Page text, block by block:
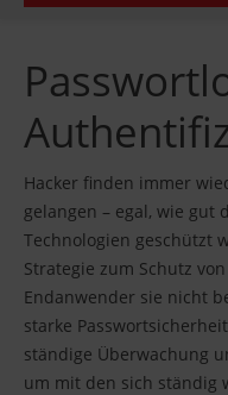
Hacker finden immer
gelangen – egal, wie gut
Technologien geschützt
Strategie zum Schutz
Endanwender sie nicht
starke
ständige Überwachung
um mit den sich ständig